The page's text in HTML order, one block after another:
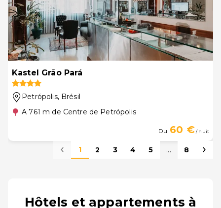
Kastel Grão Pará
Petrópolis, Brésil
A 761 m de Centre de Petrópolis
Du 60 €/ nuit
1 2 3 4 5 ... 8
Hôtels et appartements à